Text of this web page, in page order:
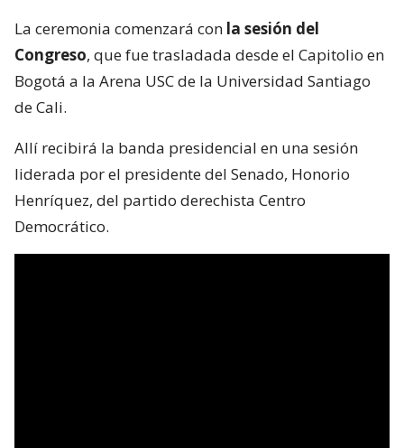
La ceremonia comenzará con la sesión del
Congreso, que fue trasladada desde el Capitolio en
Bogotá a la Arena USC de la Universidad Santiago
de Cali.
Allí recibirá la banda presidencial en una sesión
liderada por el presidente del Senado, Honorio
Henríquez, del partido derechista Centro
Democrático.